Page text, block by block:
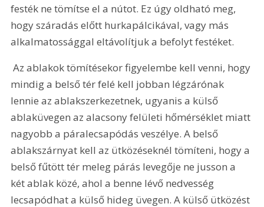
festék ne tömítse el a nútot. Ez úgy oldható meg,
hogy száradás előtt hurkapálcikával, vagy más
alkalmatossággal eltávolítjuk a befolyt festéket.
Az ablakok tömítésekor figyelembe kell venni, hogy
mindig a belső tér felé kell jobban légzárónak
lennie az ablakszerkezetnek, ugyanis a külső
ablaküvegen az alacsony felületi hőmérséklet miatt
nagyobb a páralecsapódás veszélye. A belső
ablakszárnyat kell az ütközéseknél tömíteni, hogy a
belső fűtött tér meleg párás levegője ne jusson a
két ablak közé, ahol a benne lévő nedvesség
lecsapódhat a külső hideg üvegen. A külső ütközést